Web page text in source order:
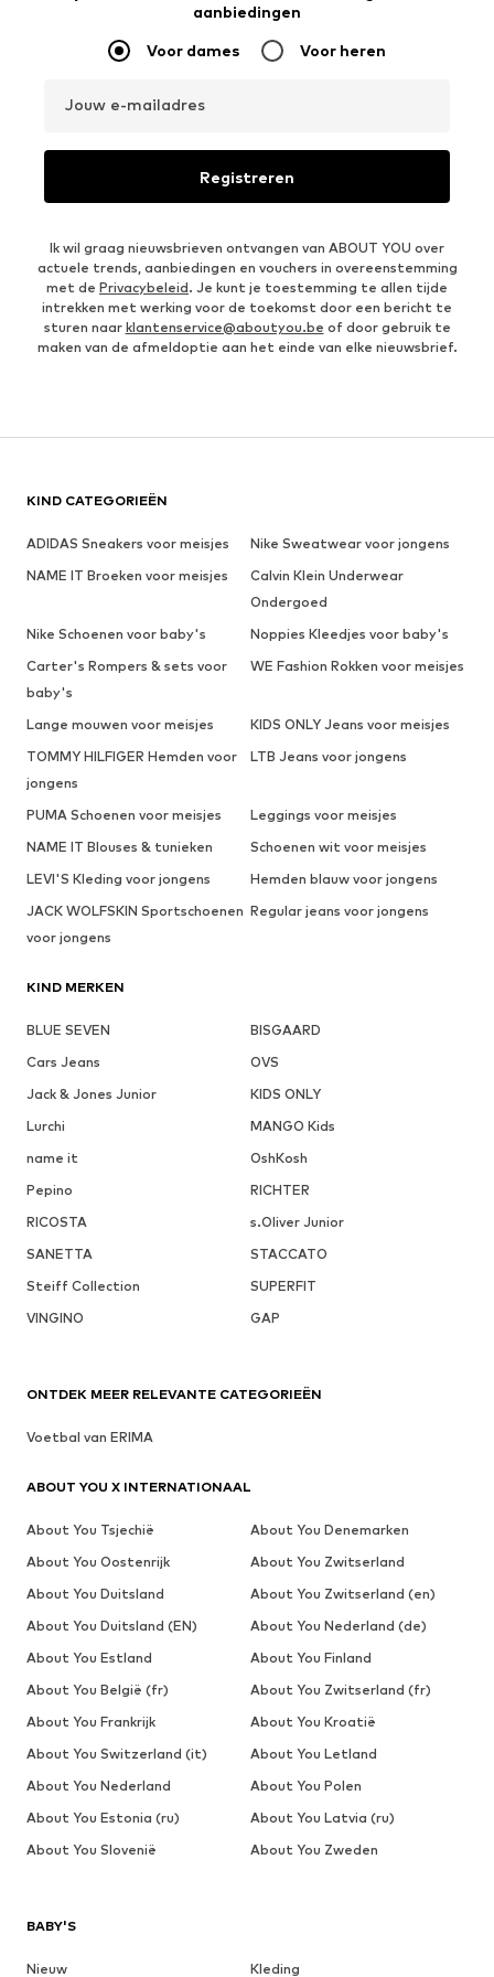
aanbiedingen
Voor dames Voor heren
Jouw e-mailadres
Registreren
Ik wil graag nieuwsbrieven ontvangen van ABOUT YOU over
actuele trends, aanbiedingen en vouchers in overeenstemming
met de Privacybeleid. Je kunt je toestemming te allen tijde
intrekken met werking voor de toekomst door een bericht te
sturen naar klantenservice@aboutyou.be of door gebruik te
maken van de afmeldoptie aan het einde van elke nieuwsbrief.
KIND CATEGORIEËN
ADIDAS Sneakers voor meisjes
Nike Sweatwear voor jongens
NAME IT Broeken voor meisjes
Calvin Klein Underwear
Ondergoed
Nike Schoenen voor baby's
Noppies Kleedjes voor baby's
Carter's Rompers & sets voor
baby's
WE Fashion Rokken voor meisjes
Lange mouwen voor meisjes
KIDS ONLY Jeans voor meisjes
TOMMY HILFIGER Hemden voor
jongens
LTB Jeans voor jongens
PUMA Schoenen voor meisjes
Leggings voor meisjes
NAME IT Blouses & tunieken
Schoenen wit voor meisjes
LEVI'S Kleding voor jongens
Hemden blauw voor jongens
JACK WOLFSKIN Sportschoenen
voor jongens
Regular jeans voor jongens
KIND MERKEN
BLUE SEVEN
BISGAARD
Cars Jeans
OVS
Jack & Jones Junior
KIDS ONLY
Lurchi
MANGO Kids
name it
OshKosh
Pepino
RICHTER
RICOSTA
s.Oliver Junior
SANETTA
STACCATO
Steiff Collection
SUPERFIT
VINGINO
GAP
BABY'S
Nieuw
Kleding
ONTDEK MEER RELEVANTE CATEGORIEËN
Voetbal van ERIMA
ABOUT YOU X INTERNATIONAAL
About You Tsjechië
About You Denemarken
About You Oostenrijk
About You Zwitserland
About You Duitsland
About You Zwitserland (en)
About You Duitsland (EN)
About You Nederland (de)
About You Estland
About You Finland
About You België (fr)
About You Zwitserland (fr)
About You Frankrijk
About You Kroatië
About You Switzerland (it)
About You Letland
About You Nederland
About You Polen
About You Estonia (ru)
About You Latvia (ru)
About You Slovenië
About You Zweden